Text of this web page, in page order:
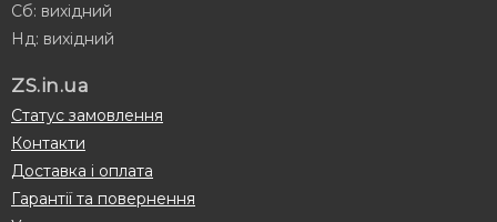
Сб: вихідний
Нд: вихідний
ZS.in.ua
Статус замовлення
Контакти
Доставка і оплата
Гарантії та повернення